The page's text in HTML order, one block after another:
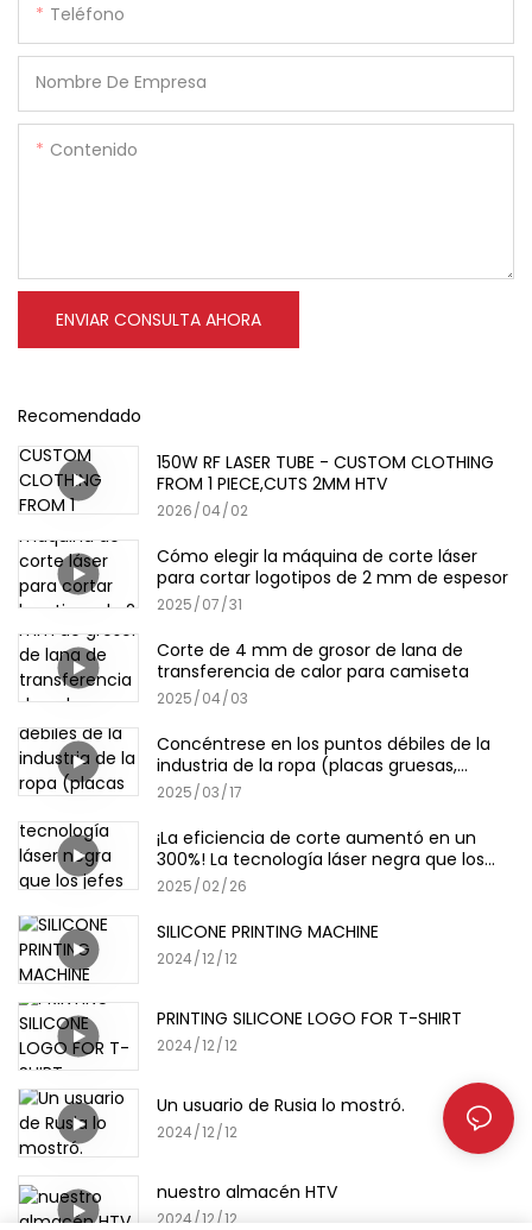
Teléfono
Nombre De Empresa
Contenido
ENVIAR CONSULTA AHORA
Recomendado
150W RF LASER TUBE - CUSTOM CLOTHING
FROM 1 PIECE,CUTS 2MM HTV
2026 04 02
Cómo elegir la máquina de corte láser
para cortar logotipos de 2 mm de espesor
2025 07 31
Corte de 4 mm de grosor de lana de
transferencia de calor para camiseta
2025 04 03
Concéntrese en los puntos débiles de la
industria de la ropa (placas gruesas,
películas de letras)
2025 03 17
¡La eficiencia de corte aumentó en un
300%! La tecnología láser negra que los
jefes de las fábricas de prendas están
recogidas
2025 02 26
SILICONE PRINTING MACHINE
2024 12 12
PRINTING SILICONE LOGO FOR T-SHIRT
2024 12 12
Un usuario de Rusia lo mostró.
2024 12 12
nuestro almacén HTV
2024 12 12